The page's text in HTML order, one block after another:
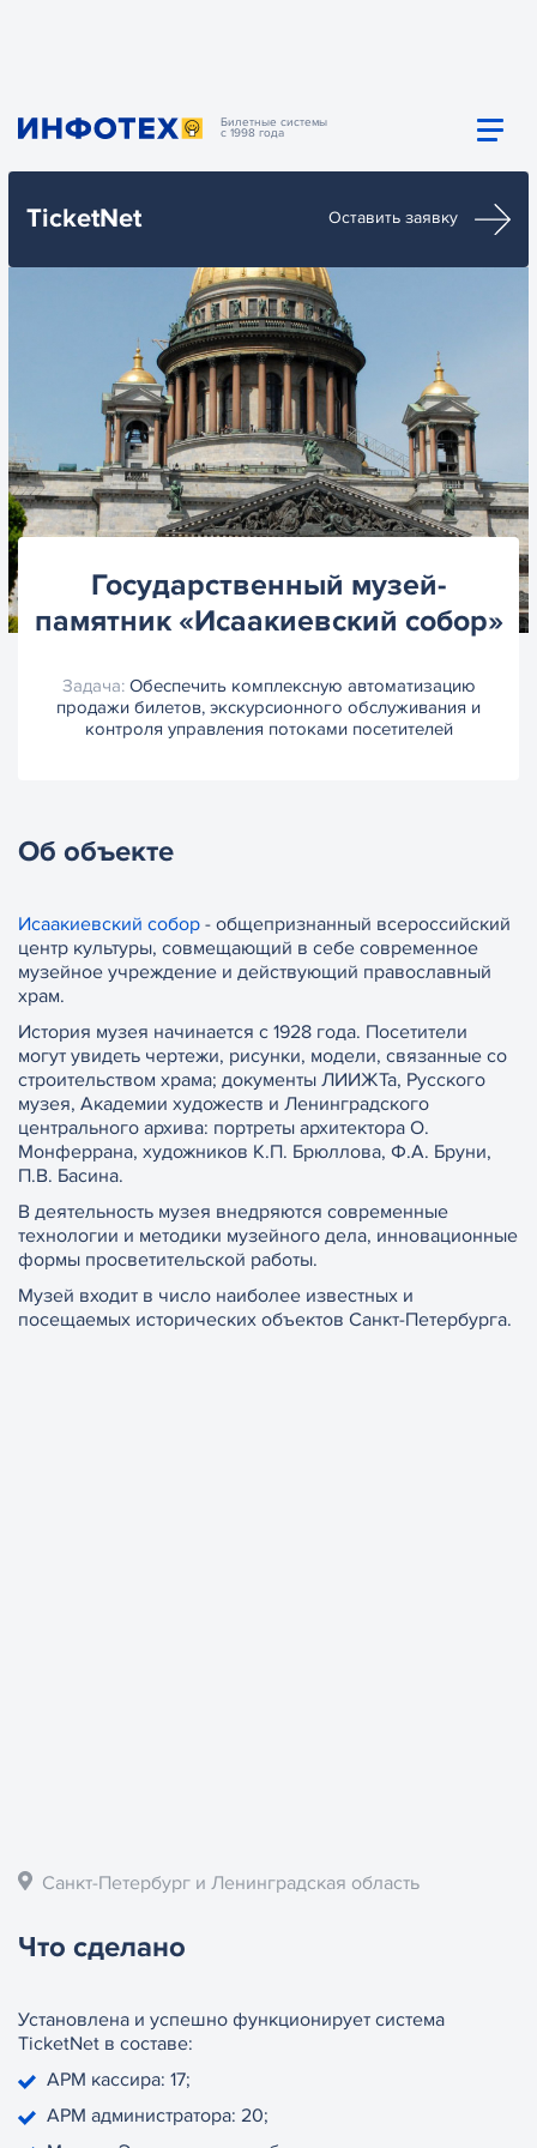
Билетные системы
с 1998 года
TicketNet Оставить заявку
Государственный музей-
памятник «Исаакиевский собор»
Задача:Обеспечить комплексную автоматизацию
продажи билетов, экскурсионного обслуживания и
контроля управления потоками посетителей
Об объекте
Исаакиевский собор - общепризнанный всероссийский
центр культуры, совмещающий в себе современное
музейное учреждение и действующий православный
храм.
История музея начинается с 1928 года. Посетители
могут увидеть чертежи, рисунки, модели, связанные со
строительством храма; документы ЛИИЖТа, Русского
музея, Академии художеств и Ленинградского
центрального архива: портреты архитектора О.
Монферрана, художников К.П. Брюллова, Ф.А. Бруни,
П.В. Басина.
В деятельность музея внедряются современные
технологии и методики музейного дела, инновационные
формы просветительской работы.
Музей входит в число наиболее известных и
посещаемых исторических объектов Санкт-Петербурга.
Санкт-Петербург и Ленинградская область
Что сделано
Установлена и успешно функционирует система
TicketNet в составе:
АРМ кассира: 17;
АРМ администратора: 20;